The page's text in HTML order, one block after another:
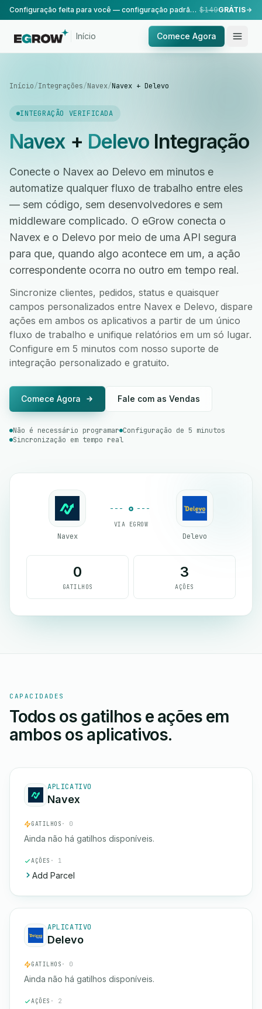
Configuração feita para você — configuração padrão, realizada pela nossa equipe. $149GRÁTIS
Início Comece Agora
Início/Integrações/Navex/Navex + Delevo
INTEGRAÇÃO VERIFICADA
Navex+ DelevoIntegração
Conecte o Navex ao Delevo em minutos e
automatize qualquer fluxo de trabalho entre eles
— sem código, sem desenvolvedores e sem
middleware complicado. O eGrow conecta o
Navex e o Delevo por meio de uma API segura
para que, quando algo acontece em um, a ação
correspondente ocorra no outro em tempo real.
Sincronize clientes, pedidos, status e quaisquer
campos personalizados entre Navex e Delevo, dispare
ações em ambos os aplicativos a partir de um único
fluxo de trabalho e unifique relatórios em um só lugar.
Configure em 5 minutos com nosso suporte de
integração personalizado e gratuito.
Comece Agora Fale com as Vendas
Não é necessário programar Configuração de 5 minutos
Sincronização em tempo real
Navex
VIA EGROW
Delevo
0
GATILHOS
3
AÇÕES
CAPACIDADES
Todos os gatilhos e ações em
ambos os aplicativos.
APLICATIVO
Navex
GATILHOS · 0
Ainda não há gatilhos disponíveis.
AÇÕES · 1
Add Parcel
APLICATIVO
Delevo
GATILHOS · 0
Ainda não há gatilhos disponíveis.
AÇÕES · 2